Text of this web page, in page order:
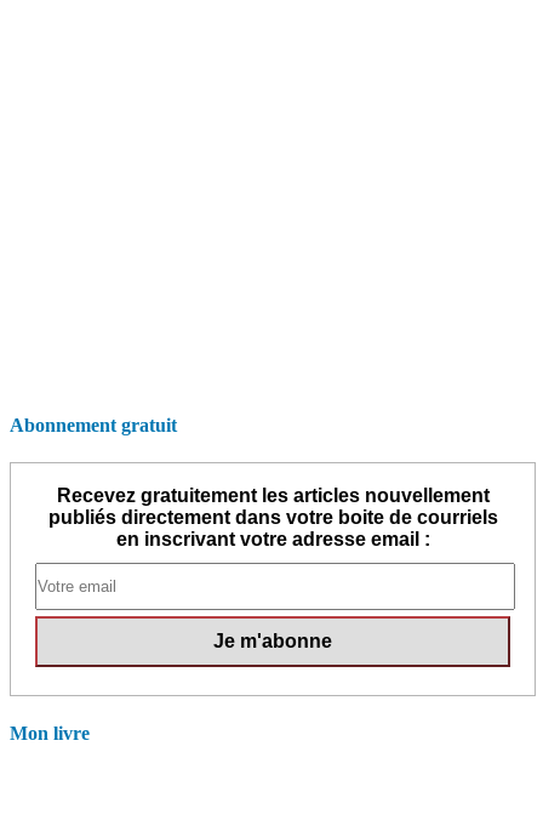
Abonnement gratuit
Recevez gratuitement les articles nouvellement
publiés directement dans votre boite de courriels
en inscrivant votre adresse email :
Mon livre